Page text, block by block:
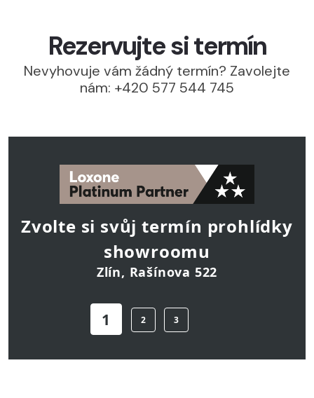
Rezervujte si termín
Nevyhovuje vám žádný termín? Zavolejte
nám: +420 577 544 745